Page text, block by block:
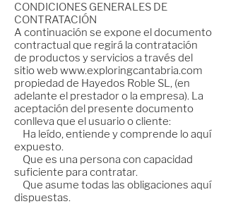
CONDICIONES GENERALES DE
CONTRATACIÓN
A continuación se expone el documento
contractual que regirá la contratación
de productos y servicios a través del
sitio web www.exploringcantabria.com
propiedad de Hayedos Roble SL, (en
adelante el prestador o la empresa). La
aceptación del presente documento
conlleva que el usuario o cliente:
Ha leído, entiende y comprende lo aquí
expuesto.
Que es una persona con capacidad
suficiente para contratar.
Que asume todas las obligaciones aquí
dispuestas.